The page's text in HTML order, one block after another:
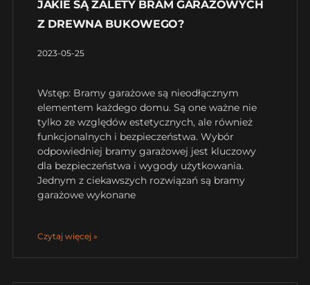
JAKIE SĄ ZALETY BRAM GARAŻOWYCH
Z DREWNA BUKOWEGO?
2023-05-25
Wstęp: Bramy garażowe są nieodłącznym
elementem każdego domu. Są one ważne nie
tylko ze względów estetycznych, ale również
funkcjonalnych i bezpieczeństwa. Wybór
odpowiedniej bramy garażowej jest kluczowy
dla bezpieczeństwa i wygody użytkowania.
Jednym z ciekawszych rozwiązań są bramy
garażowe wykonane
Czytaj więcej »